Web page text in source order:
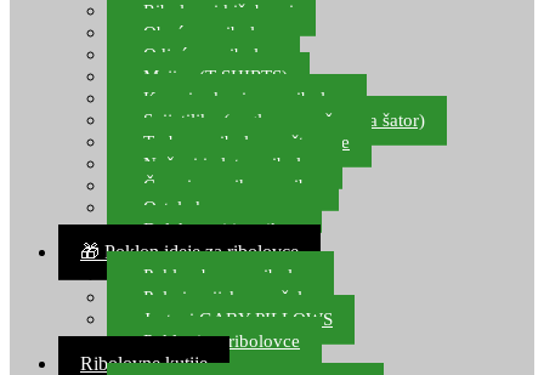
Ribolovni kišobrani
Obuća za ribolov
Odjeća za ribolov
Majice (T-SHIRTS)
Kape i rukavice za ribolov
Svijetiljke (naglavne, ručne, za šator)
Torbe za ribolovne štapove
Noževi i alat za ribolov
Čamci za prihranu ribe
Ostala kamp oprema
Dalekozori i optika
🎁 Poklon ideje za ribolovce
Poklon bon za ribolov
Polarizacijske naočale
Jastuci GABY PILLOWS
Pokloni za ribolovce
Ribolovne kutije